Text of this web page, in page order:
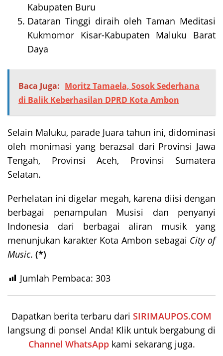
Kabupaten Buru
Dataran Tinggi diraih oleh Taman Meditasi
Kukmomor Kisar-Kabupaten Maluku Barat
Daya
Baca Juga: Moritz Tamaela, Sosok Sederhana
di Balik Keberhasilan DPRD Kota Ambon
Selain Maluku, parade Juara tahun ini, didominasi
oleh monimasi yang berazsal dari Provinsi Jawa
Tengah, Provinsi Aceh, Provinsi Sumatera
Selatan.
Perhelatan ini digelar megah, karena diisi dengan
berbagai penampulan Musisi dan penyanyi
Indonesia dari berbagai aliran musik yang
menunjukan karakter Kota Ambon sebagai City of
Music. (*)
Jumlah Pembaca: 303
Dapatkan berita terbaru dari SIRIMAUPOS.COM
langsung di ponsel Anda! Klik untuk bergabung di
Channel WhatsAppkami sekarang juga.